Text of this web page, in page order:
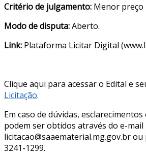
Critério de julgamento: Menor preço
Modo de disputa:Aberto.
Link: Plataforma Licitar Digital
Clique aqui para acessar o Edital e
Licitação.
Em caso de dúvidas,
podem ser obtidos através do e-mail
licitacao@saaematerial.mg.gov.br
3241-1299.